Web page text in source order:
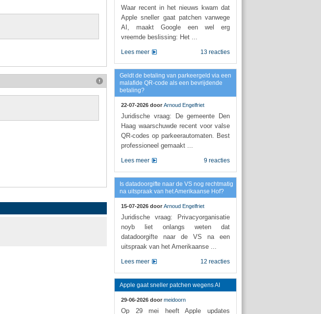
Waar recent in het nieuws kwam dat
Apple sneller gaat patchen vanwege
AI, maakt Google een wel erg
vreemde beslissing: Het ...
13 reacties
Lees meer
Geldt de betaling van parkeergeld via een
malafide QR-code als een bevrijdende
betaling?
22-07-2026 door Arnoud Engelfriet
Juridische vraag: De gemeente Den
Haag waarschuwde recent voor valse
QR-codes op parkeerautomaten. Best
professioneel gemaakt ...
9 reacties
Lees meer
Is datadoorgifte naar de VS nog rechtmatig
na uitspraak van het Amerikaanse Hof?
15-07-2026 door Arnoud Engelfriet
Juridische vraag: Privacyorganisatie
noyb liet onlangs weten dat
datadoorgifte naar de VS na een
uitspraak van het Amerikaanse ...
12 reacties
Lees meer
Apple gaat sneller patchen wegens AI
29-06-2026 door meidoorn
Op 29 mei heeft Apple updates